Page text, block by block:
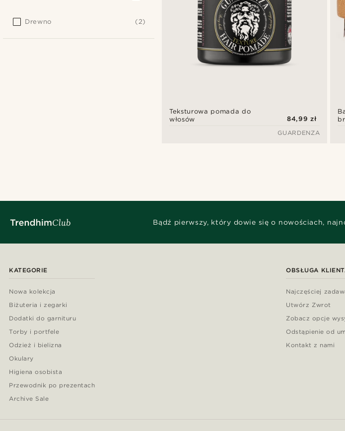
Teksturowa pomada do
włosów
84,99 zł
GUARDENZA
Drewno (2)
Bądź pierwszy, który dowie się o nowościach,
KATEGORIE
Nowa kolekcja
Biżuteria i zegarki
Dodatki do garnituru
Torby i portfele
Odzież i bielizna
Okulary
Higiena osobista
Przewodnik po prezentach
Archive Sale
OBSŁUGA
Najczęściej
Utwórz Zwrot
Zobacz opcje
Odstąpienie od
Kontakt z nami